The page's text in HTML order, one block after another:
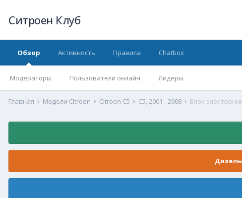
Ситроен Клуб
Обзор
Модераторы Пользователи онлайн Лидеры
Активность Правила Chatbox
Главная Модели Citroen Citroen C5 С5, 2001 - 2008 Блок